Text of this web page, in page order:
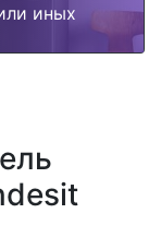
иных